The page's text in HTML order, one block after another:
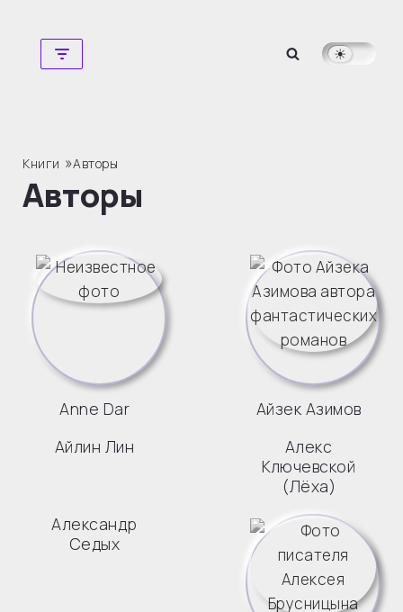
Перейти
Книги »Авторы
Авторы
Anne Dar
Айзек Азимов
Айлин Лин
Алекс
Ключевской
(Лёха)
Александр
Седых